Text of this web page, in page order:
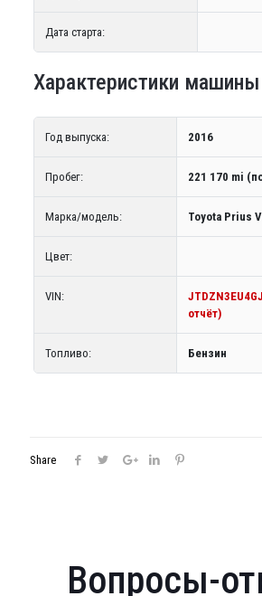
Дата старта:
Характеристики машины
Год выпуска: 2016
Пробег: 221 170 mi
Марка/модель: Toyota Prius V
Цвет:
VIN:
отчёт)
Топливо: Бензин
Share
Вопросы-